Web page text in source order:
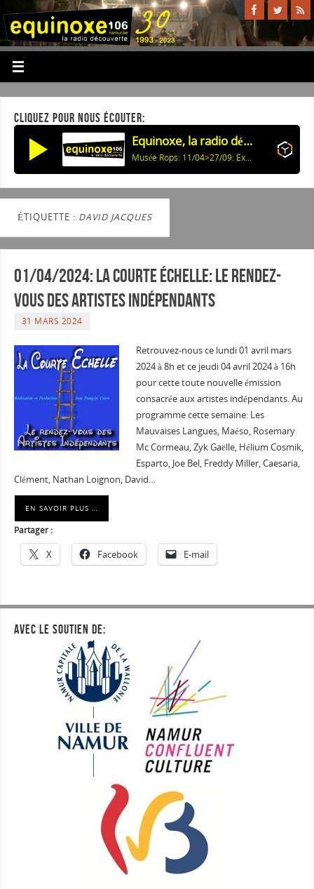
CLIQUEZ POUR NOUS ÉCOUTER:
Equinoxe, la radio découverte
Musée Rops: 11/04>27/09: Expo: Colectionnez
ÉTIQUETTE : DAVID JACQUES
01/04/2024: La courte échelle: Le rendez-
vous des artistes indépendants
31 MARS 2024
Retrouvez-nous ce lundi 01 avril mars
2024 à 8h et ce jeudi 04 avril 2024 à 16h
pour cette toute nouvelle émission
consacrée aux artistes indépendants. Au
programme cette semaine: Les
Mauvaises Langues, Maéso, Rosemary
Mc Cormeau, Zyk Gaëlle, Hélium Cosmik,
Esparto, Joe Bel, Freddy Miller, Caesaria,
Clément, Nathan Loignon, David…
EN SAVOIR PLUS …
Partager :
X Facebook E-mail
AVEC LE SOUTIEN DE: